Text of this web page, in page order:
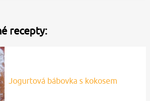
recepty:
Jogurtová bábovka s kokosem